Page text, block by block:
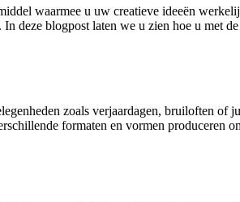
waarmee u uw creatieve ideeën
deze blogpost laten we u zien hoe u met
zoals verjaardagen, bruiloften
formaten en vormen produceren